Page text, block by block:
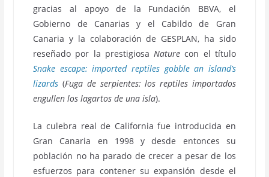
gracias al apoyo de la Fundación BBVA, el
Gobierno de Canarias y el Cabildo de Gran
Canaria y la colaboración de GESPLAN, ha sido
reseñado por la prestigiosaNature con el título
Snake escape: imported reptiles gobble an island’s
lizards (Fuga de serpientes: los reptiles importados
engullen los lagartos de una isla).
La culebra real de California fue introducida en
Gran Canaria en 1998 y desde entonces su
población no ha parado de crecer a pesar de los
esfuerzos para contener su expansión desde el